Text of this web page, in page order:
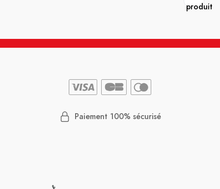
Paiement 100% sécurisé